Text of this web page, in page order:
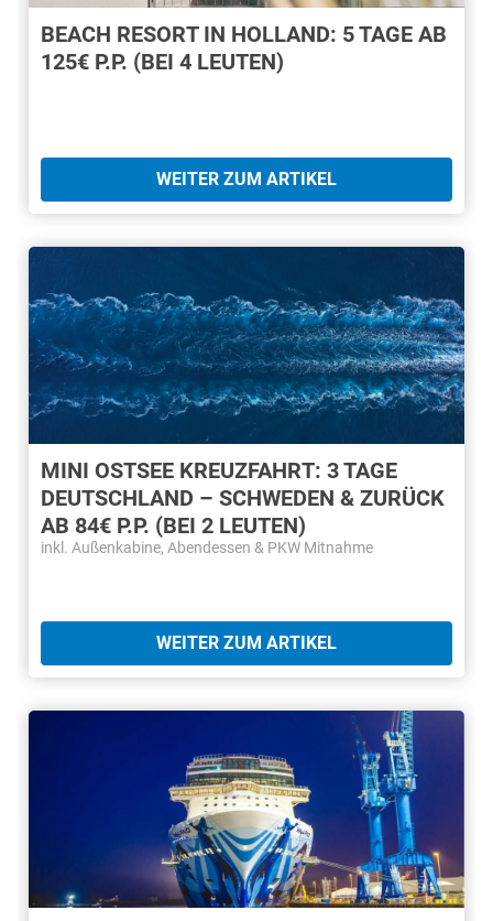
BEACH RESORT IN HOLLAND: 5 TAGE AB
125€ P.P. (BEI 4 LEUTEN)
WEITER ZUM ARTIKEL
MINI OSTSEE KREUZFAHRT: 3 TAGE
DEUTSCHLAND – SCHWEDEN & ZURÜCK
AB 84€ P.P. (BEI 2 LEUTEN)
inkl. Außenkabine, Abendessen & PKW Mitnahme
WEITER ZUM ARTIKEL